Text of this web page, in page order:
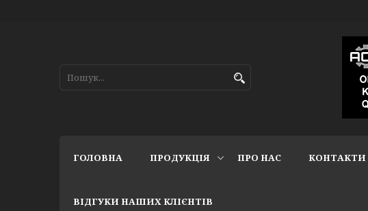
ГОЛОВНА ПРОДУКЦІЯ ПРО НАС КОНТАКТИ
ВІДГУКИ НАШИХ КЛІЄНТІВ